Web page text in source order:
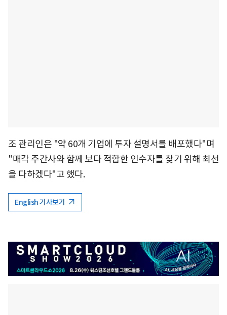
조 관리인은 "약 60개 기업에 투자 설명서를 배포했다"며
"매각 주간사와 함께 보다 적합한 인수자를 찾기 위해 최선
을 다하겠다"고 했다.
English 기사보기